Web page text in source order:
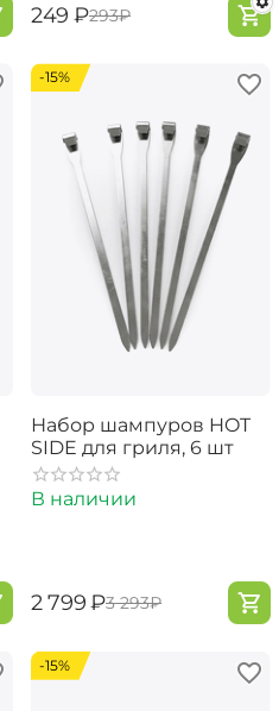
‍249‍ ₽‍293‍₽
-15%
Набор шампуров HOT
SIDE для гриля, 6 шт
В наличии
‍2 799‍₽‍3 293‍₽
-15%